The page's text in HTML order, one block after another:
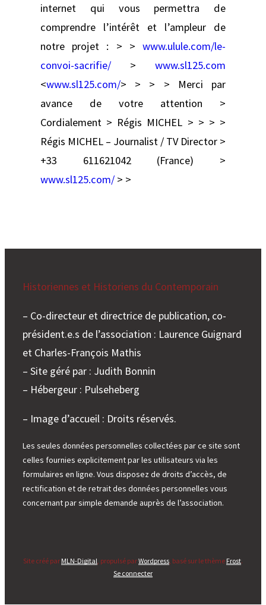
internet qui vous permettra de
comprendre l’intérêt et l’ampleur de
notre projet : > > www.ulule.com/le-
convoi-sacrifie/ > www.sl125.com
<www.sl125.com/> > > > Merci par
avance de votre attention >
Cordialement > Régis MICHEL > > > >
Régis MICHEL – Journalist / TV Director >
+33 611621042 (France) >
www.sl125.com/ > >
Historiennes et Historiens du Contemporain
– Co-directeur et directrice de publication, co-
président.e.s de l’association : Laurence Guignard
et Charles-François Mathis
– Site géré par : Judith Bonnin
– Hébergeur : Pulseheberg
– Image d’accueil : Droits réservés.
Les seules données personnelles collectées par ce site sont
celles fournies explicitement par les utilisateurs via les
formulaires en ligne. Vous disposez de droits d’accès, de
rectification et de retrait des données personnelles vous
concernant par simple demande auprès de l’association.
Site créé par MLN-Digital , propulsé parWordpress , basé sur le thème Frost.
Se connecter